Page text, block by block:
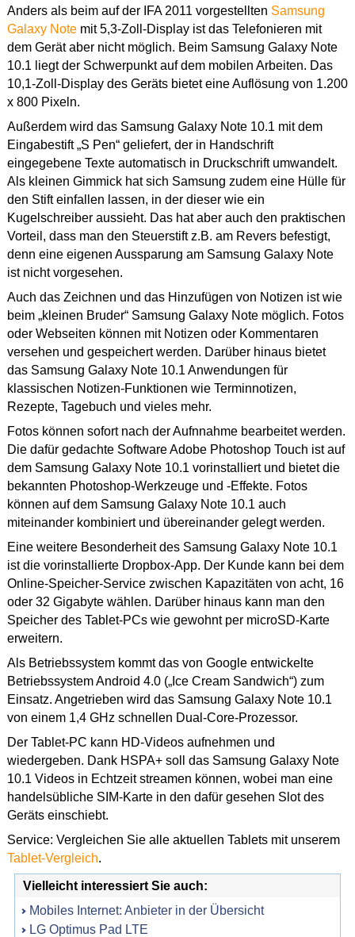
Anders als beim auf der IFA 2011 vorgestellten Samsung
Galaxy Notemit 5,3-Zoll-Display ist das Telefonieren mit
dem Gerät aber nicht möglich. Beim Samsung Galaxy Note
10.1 liegt der Schwerpunkt auf dem mobilen Arbeiten. Das
10,1-Zoll-Display des Geräts bietet eine Auflösung von 1.200
x 800 Pixeln.
Außerdem wird das Samsung Galaxy Note 10.1 mit dem
Eingabestift „S Pen“ geliefert, der in Handschrift
eingegebene Texte automatisch in Druckschrift umwandelt.
Als kleinen Gimmick hat sich Samsung zudem eine Hülle für
den Stift einfallen lassen, in der dieser wie ein
Kugelschreiber aussieht. Das hat aber auch den praktischen
Vorteil, dass man den Steuerstift z.B. am Revers befestigt,
denn eine eigenen Aussparung am Samsung Galaxy Note
ist nicht vorgesehen.
Auch das Zeichnen und das Hinzufügen von Notizen ist wie
beim „kleinen Bruder“ Samsung Galaxy Note möglich. Fotos
oder Webseiten können mit Notizen oder Kommentaren
versehen und gespeichert werden. Darüber hinaus bietet
das Samsung Galaxy Note 10.1 Anwendungen für
klassischen Notizen-Funktionen wie Terminnotizen,
Rezepte, Tagebuch und vieles mehr.
Fotos können sofort nach der Aufnnahme bearbeitet werden.
Die dafür gedachte Software Adobe Photoshop Touch ist auf
dem Samsung Galaxy Note 10.1 vorinstalliert und bietet die
bekannten Photoshop-Werkzeuge und -Effekte. Fotos
können auf dem Samsung Galaxy Note 10.1 auch
miteinander kombiniert und übereinander gelegt werden.
Eine weitere Besonderheit des Samsung Galaxy Note 10.1
ist die vorinstallierte Dropbox-App. Der Kunde kann bei dem
Online-Speicher-Service zwischen Kapazitäten von acht, 16
oder 32 Gigabyte wählen. Darüber hinaus kann man den
Speicher des Tablet-PCs wie gewohnt per microSD-Karte
erweitern.
Als Betriebssystem kommt das von Google entwickelte
Betriebssystem Android 4.0 („Ice Cream Sandwich“) zum
Einsatz. Angetrieben wird das Samsung Galaxy Note 10.1
von einem 1,4 GHz schnellen Dual-Core-Prozessor.
Der Tablet-PC kann HD-Videos aufnehmen und
wiedergeben. Dank HSPA+ soll das Samsung Galaxy Note
10.1 Videos in Echtzeit streamen können, wobei man eine
handelsübliche SIM-Karte in den dafür gesehen Slot des
Geräts einschiebt.
Service: Vergleichen Sie alle aktuellen Tablets mit unserem
Tablet-Vergleich.
Vielleicht interessiert Sie auch:
Mobiles Internet: Anbieter in der Übersicht
LG Optimus Pad LTE